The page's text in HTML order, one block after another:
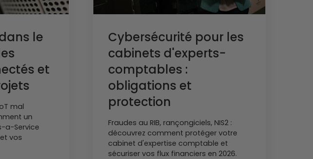
le
et
mal
un
a-Service
vos
Cybersécurité pour les
cabinets d'experts-
comptables :
obligations et
protection
Fraudes au RIB, rançongiciels, NIS2 :
découvrez comment protéger votre
cabinet d'expertise comptable et
sécuriser vos flux financiers en 2026.